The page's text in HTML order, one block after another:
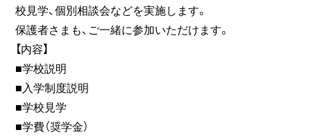
校見学、個別相談会などを実施します。
保護者さまも、ご一緒に参加いただけます。
【内容】
■学校説明
■入学制度説明
■学校見学
■学費（奨学金）